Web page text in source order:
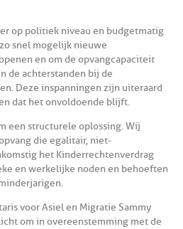
op politiek niveau en budgetmatig
snel mogelijk nieuwe
en om de opvangcapaciteit
de achterstanden bij de
Deze inspanningen zijn uiteraard
dat het onvoldoende blijft.
een structurele oplossing. Wij
die egalitair, niet-
het Kinderrechtenverdrag
en werkelijke noden en behoeften
voor Asiel en Migratie Sammy
om in overeenstemming met de